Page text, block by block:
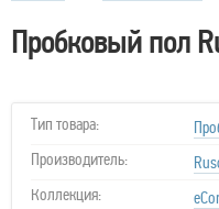
Пробковый пол
Тип товара:
Производитель:
Коллекция: